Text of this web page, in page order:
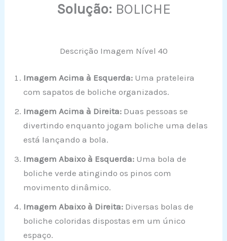
Solução: BOLICHE
Descrição Imagem Nível 40
Imagem Acima à Esquerda: Uma prateleira
com sapatos de boliche organizados.
Imagem Acima à Direita: Duas pessoas se
divertindo enquanto jogam boliche uma delas
está lançando a bola.
Imagem Abaixo à Esquerda: Uma bola de
boliche verde atingindo os pinos com
movimento dinâmico.
Imagem Abaixo à Direita: Diversas bolas de
boliche coloridas dispostas em um único
espaço.